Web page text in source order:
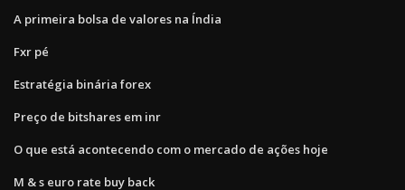
A primeira bolsa de valores na Índia
Fxr pé
Estratégia binária forex
Preço de bitshares em inr
O que está acontecendo com o mercado de ações hoje
M & s euro rate buy back